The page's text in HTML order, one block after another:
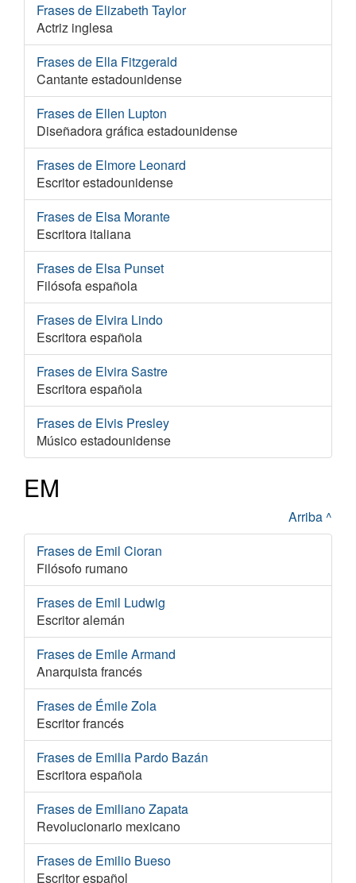
Frases de Elizabeth Taylor
Actriz inglesa
Frases de Ella Fitzgerald
Cantante estadounidense
Frases de Ellen Lupton
Diseñadora gráfica estadounidense
Frases de Elmore Leonard
Escritor estadounidense
Frases de Elsa Morante
Escritora italiana
Frases de Elsa Punset
Filósofa española
Frases de Elvira Lindo
Escritora española
Frases de Elvira Sastre
Escritora española
Frases de Elvis Presley
Músico estadounidense
EM
Arriba ^
Frases de Emil Cioran
Filósofo rumano
Frases de Emil Ludwig
Escritor alemán
Frases de Emile Armand
Anarquista francés
Frases de Émile Zola
Escritor francés
Frases de Emilia Pardo Bazán
Escritora española
Frases de Emiliano Zapata
Revolucionario mexicano
Frases de Emilio Bueso
Escritor español